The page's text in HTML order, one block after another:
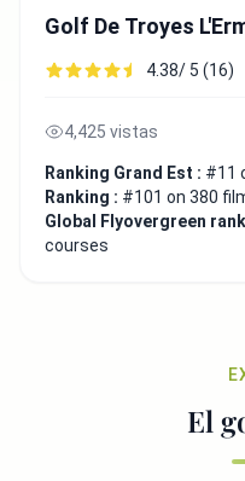
Golf De Troyes
4.38/ 5 (16)
4,425 vistas
Ranking Grand Est : #11
Ranking : #101 on 380
Global Flyovergreen
courses
El